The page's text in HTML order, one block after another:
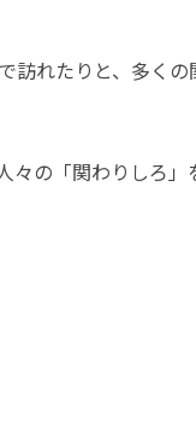
訪れたりと、多く
々の「関わりしろ」